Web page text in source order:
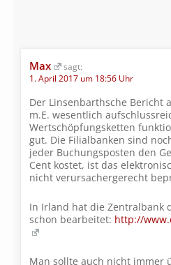
Max
sagt:
1. April 2017 um 18:56 Uhr
Der Linsenbarthsche Bericht
m.E. wesentlich
Wertschöpfungsketten
gut. Die Filialbanken sind
jeder Buchungsposten den
Cent kostet, ist das
nicht verursachergerecht
In Irland hat die Zentralbank
schon bearbeitet: http://
Man sollte auch nicht immer